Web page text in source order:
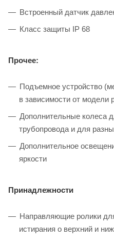
Встроенный датчик
Класс защиты IP 68
Прочее:
Подъемное устройство
в зависимости от модели
Дополнительные колеса
трубопровода и для
Дополнительное
яркости
Принадлежности
Направляющие ролики
истирания о верхний и